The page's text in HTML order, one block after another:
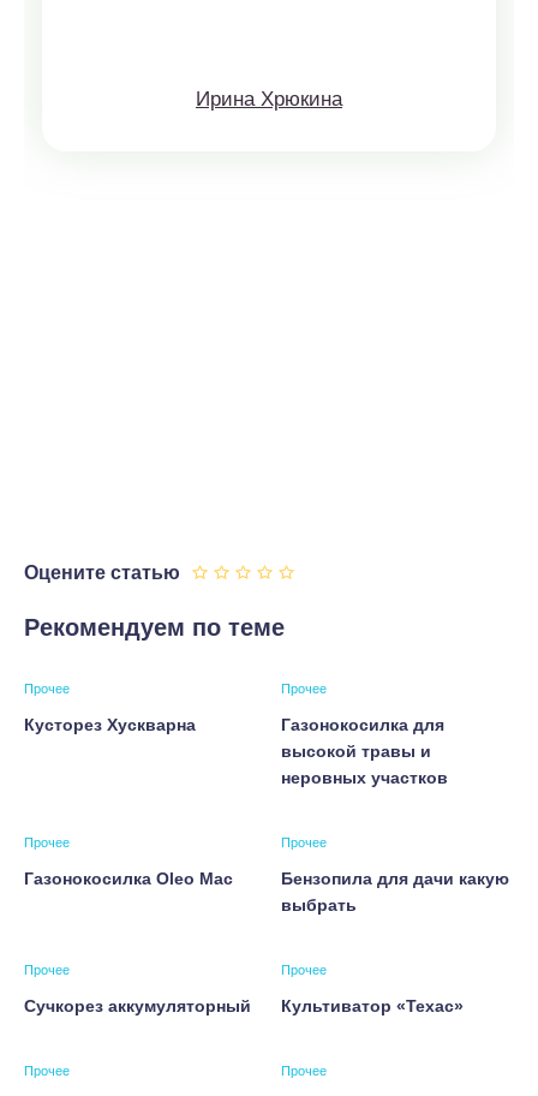
Ирина Хрюкина
Оцените статью
Рекомендуем по теме
Прочее
Кусторез Хускварна
Прочее
Газонокосилка для
высокой травы и
неровных участков
Прочее
Газонокосилка Oleo Mac
Прочее
Бензопила для дачи какую
выбрать
Прочее
Cучкорез аккумуляторный
Прочее
Культиватор «Техас»
Прочее Прочее